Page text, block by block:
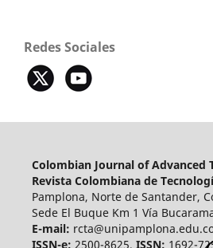
Redes Sociales
Colombian Journal of Advanced
Revista Colombiana de
Pamplona, Norte de Santander,
Sede El Buque Km 1 Vía
E-mail:
ISSN-e: 2500-8625, ISSN: 1692-